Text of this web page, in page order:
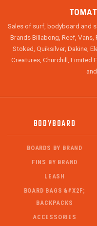
Sales of surf, bodyboard and
Brands Billabong, Reef, Vans,
Stoked, Quiksilver, Dakine,
Creatures, Churchill, Limited
BODYBOARD
BOARDS BY BRAND
FINS BY BRAND
LEASH
BOARD BAGS &#X2F;
BACKPACKS
ACCESSORIES